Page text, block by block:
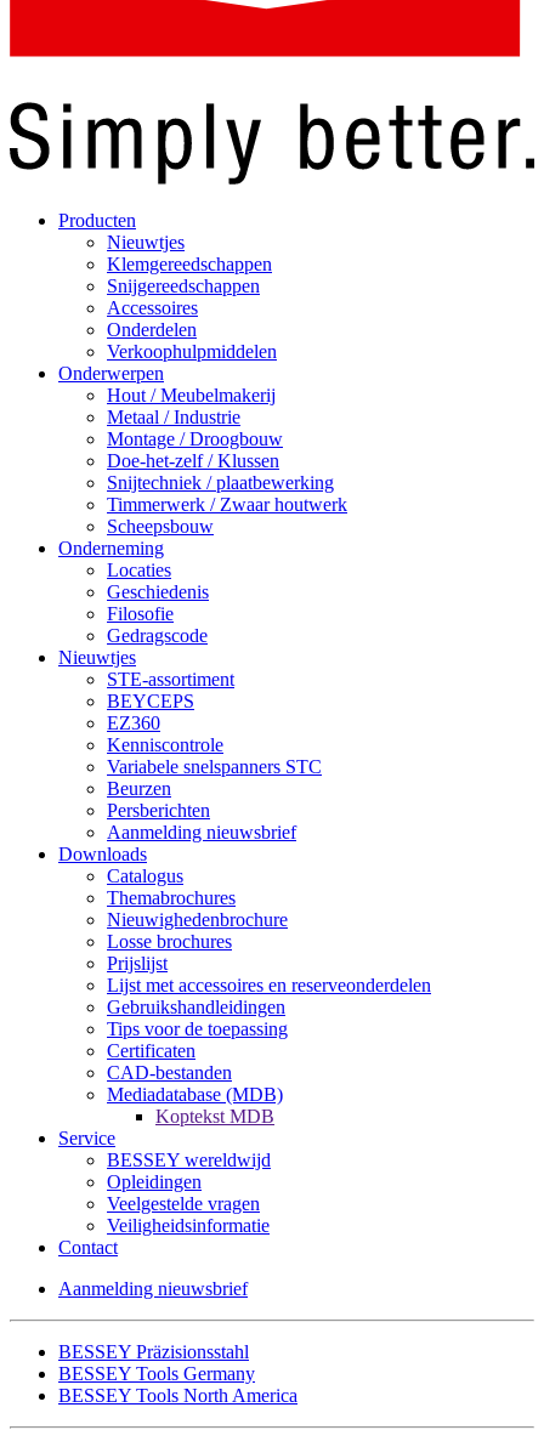
Producten
Nieuwtjes
Klemgereedschappen
Snijgereedschappen
Accessoires
Onderdelen
Verkoophulpmiddelen
Onderwerpen
Hout / Meubelmakerij
Metaal / Industrie
Montage / Droogbouw
Doe-het-zelf / Klussen
Snijtechniek / plaatbewerking
Timmerwerk / Zwaar houtwerk
Scheepsbouw
Onderneming
Locaties
Geschiedenis
Filosofie
Gedragscode
Nieuwtjes
STE-assortiment
BEYCEPS
EZ360
Kenniscontrole
Variabele snelspanners STC
Beurzen
Persberichten
Aanmelding nieuwsbrief
Downloads
Catalogus
Themabrochures
Nieuwighedenbrochure
Losse brochures
Prijslijst
Lijst met accessoires en reserveonderdelen
Gebruikshandleidingen
Tips voor de toepassing
Certificaten
CAD-bestanden
Mediadatabase (MDB)
Koptekst MDB
Service
BESSEY wereldwijd
Opleidingen
Veelgestelde vragen
Veiligheidsinformatie
Contact
Aanmelding nieuwsbrief
BESSEY Präzisionsstahl
BESSEY Tools Germany
BESSEY Tools North America